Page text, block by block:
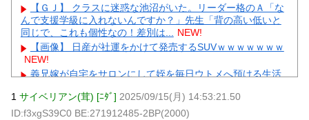
【ＧＪ】 クラスに迷惑な池沼がいた。リーダー格のＡ「な
んで支援学級に入れないんですか？」先生「背の高い低いと
同じで、これも個性なの！差別は... NEW!
【画像】 日産が社運をかけて発売するSUVｗｗｗｗｗｗｗ
NEW!
義兄嫁が自宅をサロンにして姪を毎日ウトメへ預ける生活
【速報】 NHKの性被害問題、性加害した番組出演者が衝撃
告白！ NEW!
1 サイベリアン(茸) [ﾆﾀﾞ] 2025/09/15(月) 14:53:21.50
ID:f3xgS39C0 BE:271912485-2BP(2000)